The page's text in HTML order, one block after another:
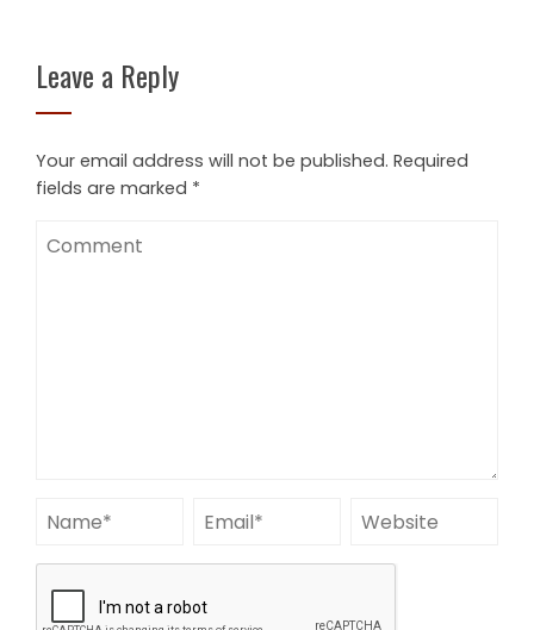
Leave a Reply
Your email address will not be published. Required
fields are marked *